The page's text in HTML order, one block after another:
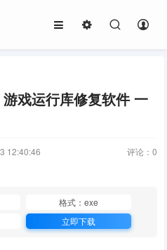
戏运行库修复软件 一
12:40:46 评论： 0
格式：exe
立即下载